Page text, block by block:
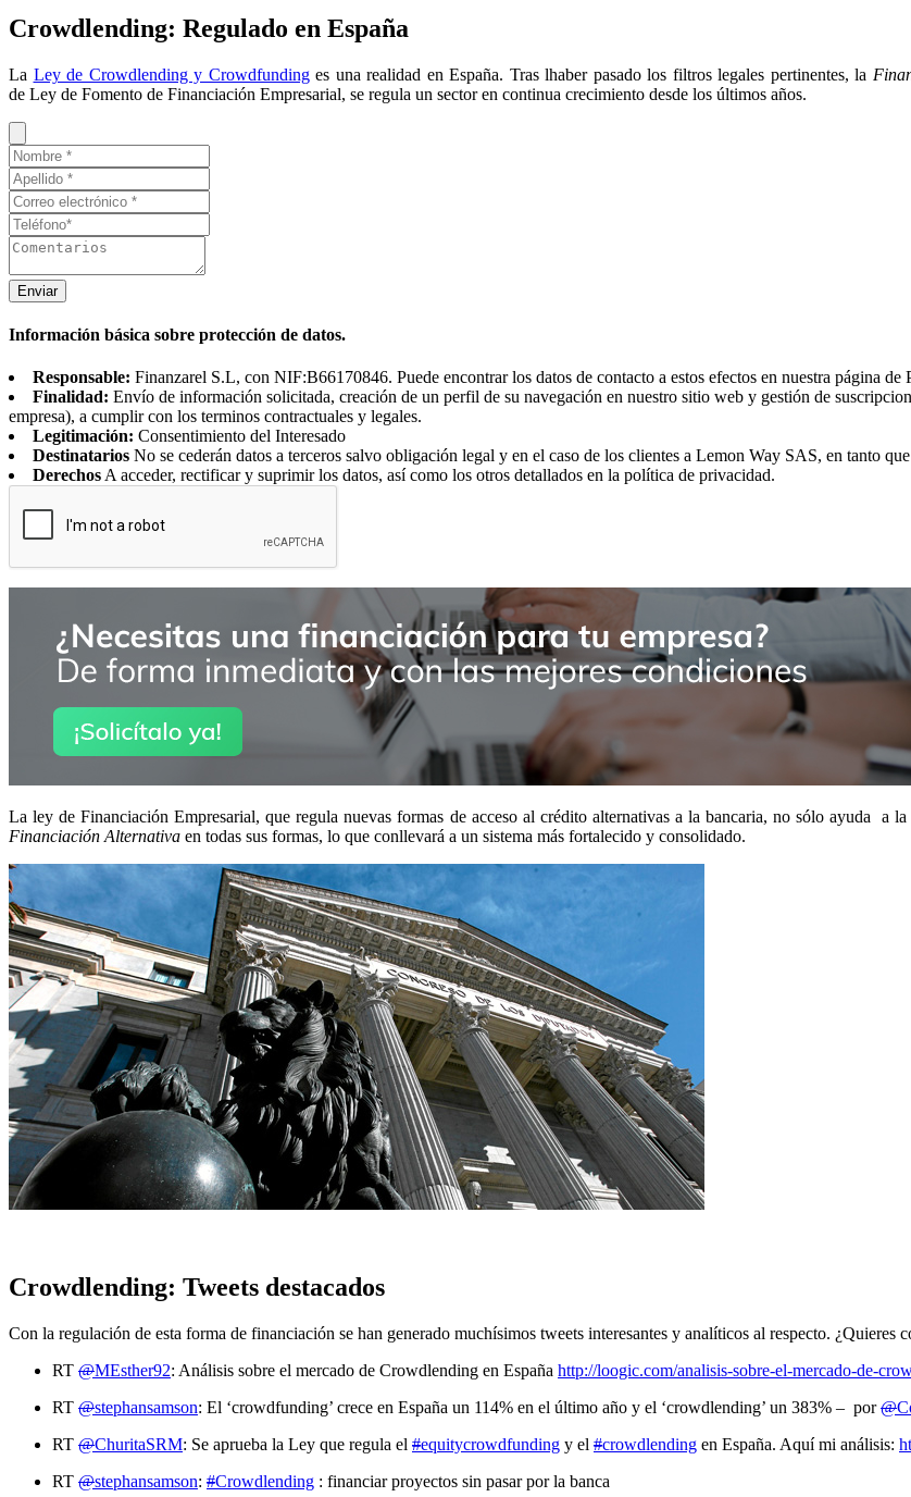
Crowdlending: Regulado en España
La Ley de Crowdlending y Crowdfundinges una realidad en España. Tras lhaber pasado los filtros legales pertinentes, la
de Ley de Fomento de Financiación Empresarial, se regula un sector en continua crecimiento desde los últimos años.
Enviar
Información básica sobre protección de datos.
Responsable: Finanzarel S.L, con NIF:B66170846. Puede encontrar los datos de contacto a estos efectos en nuestra página de
Finalidad: Envío de información solicitada, creación de un perfil de su navegación en nuestro sitio web y gestión de
empresa), a cumplir con los terminos contractuales y legales.
Legitimación: Consentimiento del Interesado
Destinatarios No se cederán datos a terceros salvo obligación legal y en el caso de los clientes a Lemon Way SAS, en tanto
Derechos A acceder, rectificar y suprimir los datos, así como los otros detallados en la política de privacidad.
La ley de Financiación Empresarial, que regula nuevas formas de acceso al crédito alternativas a la bancaria, no sólo ayuda a
Financiación Alternativa en todas sus formas, lo que conllevará a un sistema más fortalecido y consolidado.
Crowdlending: Tweets destacados
Con la regulación de esta forma de financiación se han generado muchísimos tweets interesantes y analíticos al respecto. ¿Quieres
RT @MEsther92: Análisis sobre el mercado de Crowdlending en España http://loogic.com/analisis-sobre-el-mercado-de-
RT @stephansamson: El ‘crowdfunding’ crece en España un 114% en el último año y el ‘crowdlending’ un 383% – por@
RT @ChuritaSRM: Se aprueba la Ley que regula el #equitycrowdfunding y el #crowdlending en España. Aquí mi análisis:
RT @stephansamson: #Crowdlending : financiar proyectos sin pasar por la banca